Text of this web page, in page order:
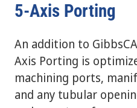
5-Axis Porting
An addition to
Axis Porting is
machining ports,
and any tubular